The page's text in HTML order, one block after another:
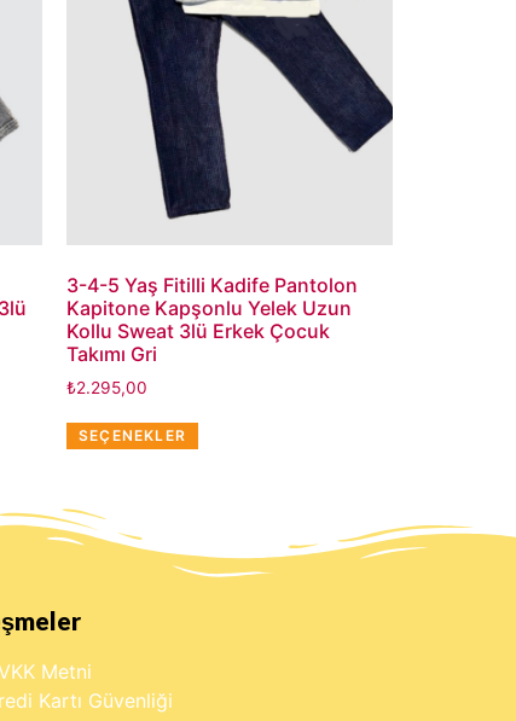
3-4-5 Yaş Fitilli Kadife Pantolon
Kapitone Kapşonlu Yelek Uzun
Kollu Sweat 3lü Erkek Çocuk
Takımı Gri
₺2.295,00
SEÇENEKLER
Metni
Kartı Güvenliği